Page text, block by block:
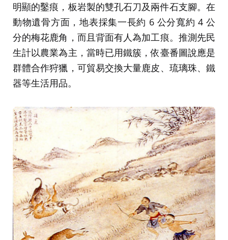
明顯的鑿痕，板岩製的雙孔石刀及兩件石支腳。在
動物遺骨方面，地表採集一長約 6 公分寬約 4 公
分的梅花鹿角，而且背面有人為加工痕。推測先民
生計以農業為主，當時已用鐵簇，依臺番圖說應是
群體合作狩獵，可貿易交換大量鹿皮、琉璃珠、鐵
器等生活用品。